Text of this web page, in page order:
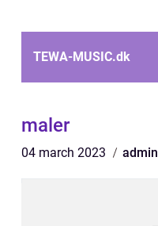
TEWA-MUSIC.dk
maler
04 march 2023 admin